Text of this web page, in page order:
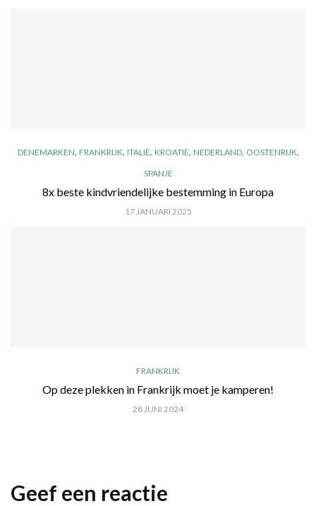
DENEMARKEN, FRANKRIJK, ITALIË, KROATIË, NEDERLAND, OOSTENRIJK,
SPANJE
8x beste kindvriendelijke bestemming in Europa
17 JANUARI 2025
FRANKRIJK
Op deze plekken in Frankrijk moet je kamperen!
28 JUNI 2024
Geef een reactie